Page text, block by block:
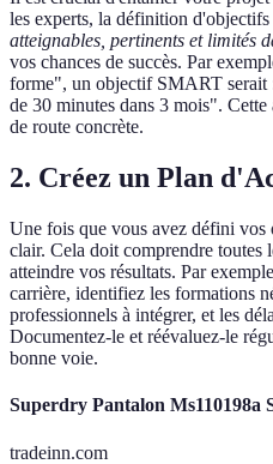
les experts, la définition d'objectifs
atteignables, pertinents et limités
vos chances de succès. Par
forme", un objectif SMART
de 30 minutes dans 3 mois".
de route concrète.
2. Créez un Plan
Une fois que vous avez défini vos
clair. Cela doit comprendre toutes
atteindre vos résultats. Par
carrière, identifiez les formations
professionnels à intégrer, et les
Documentez-le et réévaluez-le
bonne voie.
Superdry Pantalon Ms110198a
tradeinn.com